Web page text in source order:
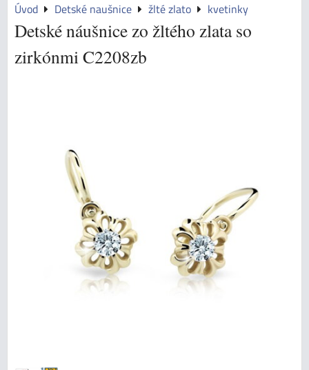
Úvod Detské naušnice žlté zlato kvetinky
Detské náušnice zo žltého zlata so
zirkónmi C2208zb